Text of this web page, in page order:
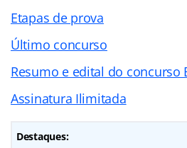
Etapas de prova
Último concurso
Resumo e edital do concurso
Assinatura Ilimitada
Destaques: